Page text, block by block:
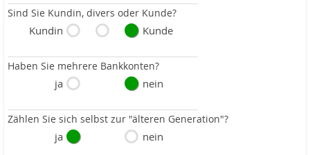
Sind Sie Kundin, divers oder Kunde?
Kundin Kunde
Haben Sie mehrere Bankkonten?
ja nein
Zählen Sie sich selbst zur "älteren Generation"?
ja nein